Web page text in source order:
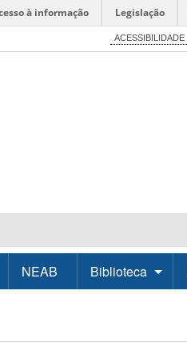
à informação Legislação
ACESSIBILIDADE
NEAB Biblioteca